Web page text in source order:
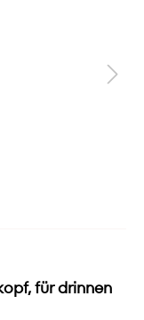
für drinnen